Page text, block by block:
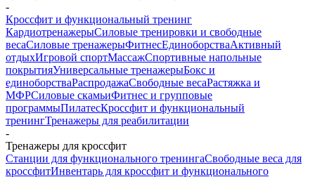
-
Кроссфит и функциональный тренинг
КардиотренажерыСиловые тренировки и свободные
весаСиловые тренажерыФитнесЕдиноборстваАктивный
отдыхИгровой спортМассажСпортивные напольные
покрытияУниверсальные тренажерыБокс и
единоборстваРаспродажаСвободные весаРастяжка и
МФРСиловые скамьиФитнес и групповые
программыПилатесКроссфит и функциональный
тренингТренажеры для реабилитации
-
Тренажеры для кроссфит
Станции для функционального тренингаСвободные веса для
кроссфитИнвентарь для кроссфит и функционального